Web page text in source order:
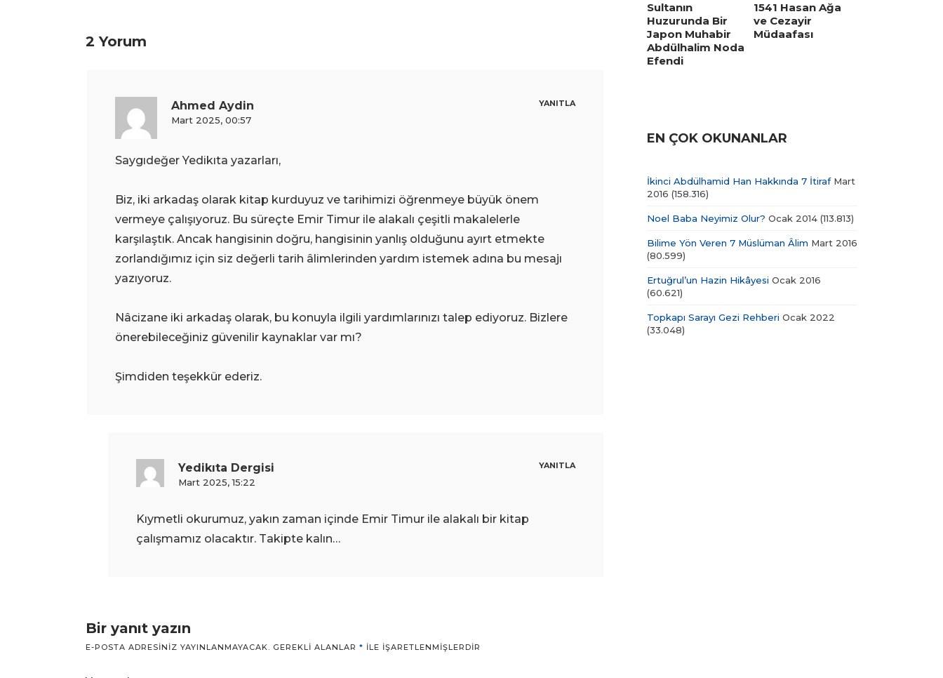
2 Yorum
Ahmed Aydin
Mart 2025, 00:57
Saygıdeğer Yedikıta yazarları,
Biz, iki arkadaş olarak kitap kurduyuz ve tarihimizi öğrenmeye büyük önem
vermeye çalışıyoruz. Bu süreçte Emir Timur ile alakalı çeşitli makalelerle
karşılaştık. Ancak hangisinin doğru, hangisinin yanlış olduğunu ayırt etmekte
zorlandığımız için siz değerli tarih âlimlerinden yardım istemek adına bu mesajı
yazıyoruz.
Nâcizane iki arkadaş olarak, bu konuyla ilgili yardımlarınızı talep ediyoruz. Bizlere
önerebileceğiniz güvenilir kaynaklar var mı?
Şimdiden teşekkür ederiz.
YANITLA
Yedikıta Dergisi
Mart 2025, 15:22
Kıymetli okurumuz, yakın zaman içinde Emir Timur ile alakalı bir kitap
çalışmamız olacaktır. Takipte kalın…
YANITLA
Bir yanıt yazın
E-POSTA ADRESINIZ YAYINLANMAYACAK. GEREKLI ALANLAR * ILE IŞARETLENMIŞLERDIR
Sultanın
Huzurunda Bir
Japon Muhabir
Abdülhalim Noda
Efendi
1541 Hasan Ağa
ve Cezayir
Müdaafası
EN ÇOK OKUNANLAR
İkinci Abdülhamid Han Hakkında 7 İtirafMart
2016 (158.316)
Noel Baba Neyimiz Olur? Ocak 2014 (113.813)
Bilime Yön Veren 7 Müslüman Âlim Mart 2016
(80.599)
Ertuğrul’un Hazin Hikâyesi Ocak 2016
(60.621)
Topkapı Sarayı Gezi Rehberi Ocak 2022
(33.048)